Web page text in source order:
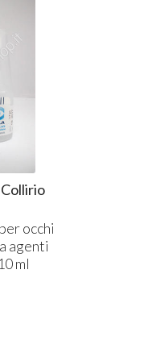
occhi
agenti
ml
I FUNGHI: IL
lucidum
al mondo per
terapeutiche,
dall...